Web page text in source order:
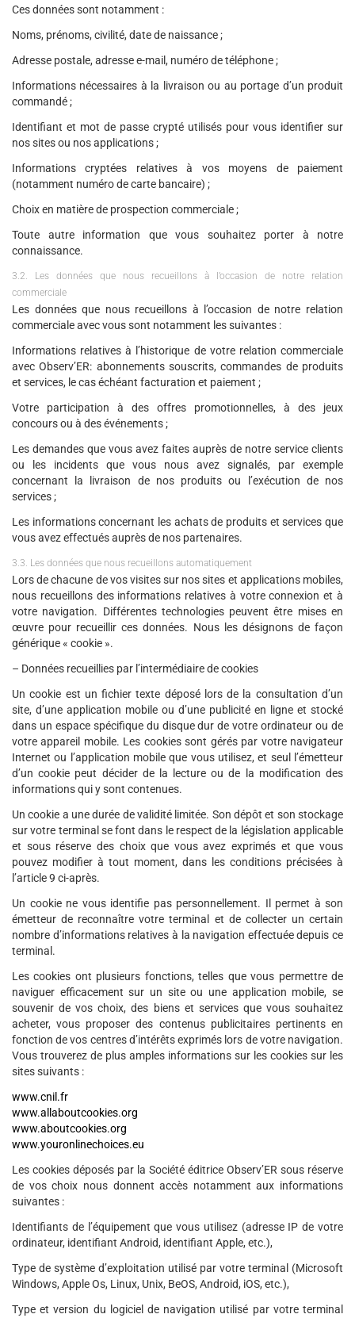
Ces données sont notamment :
Noms, prénoms, civilité, date de naissance ;
Adresse postale, adresse e-mail, numéro de téléphone ;
Informations nécessaires à la livraison ou au portage d’un produit
commandé ;
Identifiant et mot de passe crypté utilisés pour vous identifier sur
nos sites ou nos applications ;
Informations cryptées relatives à vos moyens de paiement
(notamment numéro de carte bancaire) ;
Choix en matière de prospection commerciale ;
Toute autre information que vous souhaitez porter à notre
connaissance.
3.2. Les données que nous recueillons à l’occasion de notre relation
commerciale
Les données que nous recueillons à l’occasion de notre relation
commerciale avec vous sont notamment les suivantes :
Informations relatives à l’historique de votre relation commerciale
avec Observ’ER: abonnements souscrits, commandes de produits
et services, le cas échéant facturation et paiement ;
Votre participation à des offres promotionnelles, à des jeux
concours ou à des événements ;
Les demandes que vous avez faites auprès de notre service clients
ou les incidents que vous nous avez signalés, par exemple
concernant la livraison de nos produits ou l’exécution de nos
services ;
Les informations concernant les achats de produits et services que
vous avez effectués auprès de nos partenaires.
3.3. Les données que nous recueillons automatiquement
Lors de chacune de vos visites sur nos sites et applications mobiles,
nous recueillons des informations relatives à votre connexion et à
votre navigation. Différentes technologies peuvent être mises en
œuvre pour recueillir ces données. Nous les désignons de façon
générique « cookie ».
– Données recueillies par l’intermédiaire de cookies
Un cookie est un fichier texte déposé lors de la consultation d’un
site, d’une application mobile ou d’une publicité en ligne et stocké
dans un espace spécifique du disque dur de votre ordinateur ou de
votre appareil mobile. Les cookies sont gérés par votre navigateur
Internet ou l’application mobile que vous utilisez, et seul l’émetteur
d’un cookie peut décider de la lecture ou de la modification des
informations qui y sont contenues.
Un cookie a une durée de validité limitée. Son dépôt et son stockage
sur votre terminal se font dans le respect de la législation applicable
et sous réserve des choix que vous avez exprimés et que vous
pouvez modifier à tout moment, dans les conditions précisées à
l’article 9 ci-après.
Un cookie ne vous identifie pas personnellement. Il permet à son
émetteur de reconnaître votre terminal et de collecter un certain
nombre d’informations relatives à la navigation effectuée depuis ce
terminal.
Les cookies ont plusieurs fonctions, telles que vous permettre de
naviguer efficacement sur un site ou une application mobile, se
souvenir de vos choix, des biens et services que vous souhaitez
acheter, vous proposer des contenus publicitaires pertinents en
fonction de vos centres d’intérêts exprimés lors de votre navigation.
Vous trouverez de plus amples informations sur les cookies sur les
sites suivants :
www.cnil.fr
www.allaboutcookies.org
www.aboutcookies.org
www.youronlinechoices.eu
Les cookies déposés par la Société éditrice Observ’ER sous réserve
de vos choix nous donnent accès notamment aux informations
suivantes :
Identifiants de l’équipement que vous utilisez (adresse IP de votre
ordinateur, identifiant Android, identifiant Apple, etc.),
Type de système d’exploitation utilisé par votre terminal (Microsoft
Windows, Apple Os, Linux, Unix, BeOS, Android, iOS, etc.),
Type et version du logiciel de navigation utilisé par votre terminal